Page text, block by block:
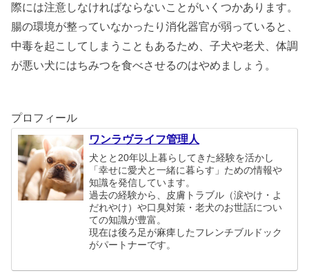
際には注意しなければならないことがいくつかあります。
腸の環境が整っていなかったり消化器官が弱っていると、
中毒を起こしてしまうこともあるため、子犬や老犬、体調
が悪い犬にはちみつを食べさせるのはやめましょう。
プロフィール
ワンラヴライフ管理人
犬とと20年以上暮らしてきた経験を活かし
「幸せに愛犬と一緒に暮らす」ための情報や
知識を発信しています。
過去の経験から、皮膚トラブル（涙やけ・よ
だれやけ）や口臭対策・老犬のお世話につい
ての知識が豊富。
現在は後ろ足が麻痺したフレンチブルドック
がパートナーです。